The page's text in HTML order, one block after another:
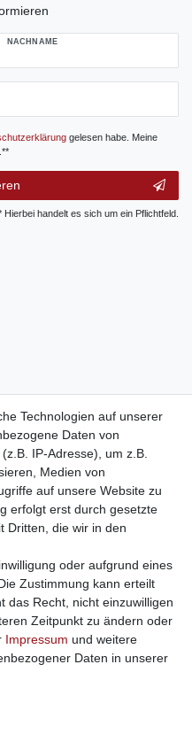
NACHNAME
gelesen habe. Meine
Hierbei handelt es sich um ein Pflichtfeld.
günstige Kinderwagen
und Imbiss
Verschlüsselung
Technologien auf unserer
Daten von
IP-Adresse), um z.B.
Medien von
auf unsere Website zu
erfolgt erst durch gesetzte
Dritten, die wir in den
oder aufgrund eines
Zustimmung kann erteilt
das Recht, nicht einzuwilligen
Zeitpunkt zu ändern oder
Impressum und weitere
Daten in unserer